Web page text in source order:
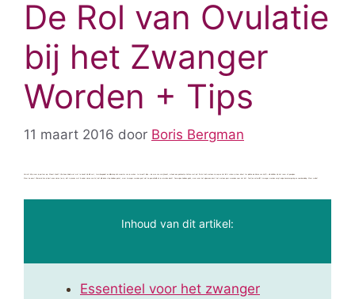
De Rol van Ovulatie
bij het Zwanger
Worden + Tips
11 maart 2016 door Boris Bergman
Inhoud van dit artikel:
Essentieel voor het zwanger